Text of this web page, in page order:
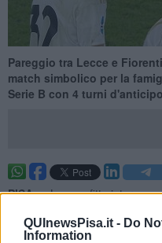
QUInewsPisa.it - Do
Information
Pareggio tra Lecce e
match simbolico per la
Serie B con 4 turni d'anticipo
PISA —La sconfitta interna
a contare i giorni che lo
Stasera, dopo la partita tra